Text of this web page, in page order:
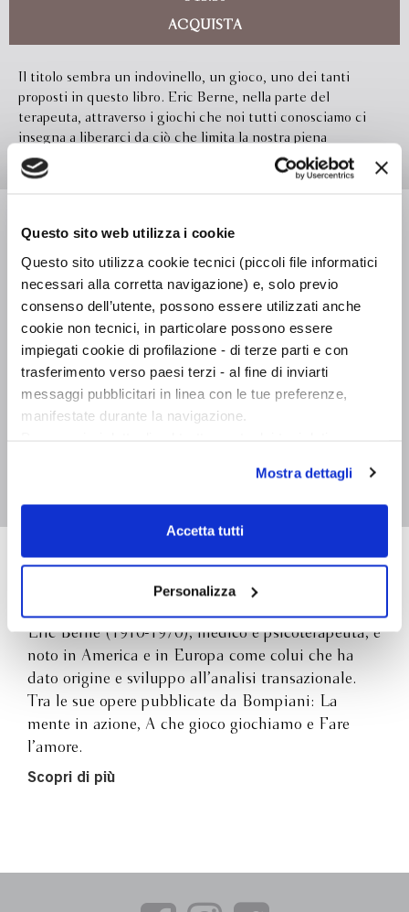
Questo sito web utilizza i cookie
Questo sito utilizza cookie tecnici (piccoli file informatici
necessari alla corretta navigazione) e, solo previo
consenso dell’utente, possono essere utilizzati anche
cookie non tecnici, in particolare possono essere
impiegati cookie di profilazione - di terze parti e con
trasferimento verso paesi terzi - al fine di inviarti
messaggi pubblicitari in linea con le tue preferenze,
manifestate durante la navigazione.
scelte privacy sui cookie, ti invitiamo a prendere visione
dell’informativa cookie.
Chiudendo il banner tramite la “X” prosegui la
dei soli cookie tecnici. Selezionando “Accetta tutti” presti
il tuo consenso alla profilazione che potrai revocare in
ogni momentoRevoca
Mostra dettagli
Accetta tutti
Personalizza
ACQUISTA
Il titolo sembra un indovinello, un gioco, uno dei tanti
proposti in questo libro. Eric Berne, nella parte del
terapeuta, attraverso i giochi che noi tutti conosciamo ci
insegna a liberarci da ciò che limita la nostra piena
espressività, utilizzando l'analisi transazionale da lui ideata
che suddivide l'io nei tre stati di Genitore, Adulto, Bambino
sistema più ampio che comprende l'intero arco dell'esistenza
dell'individuo: dal ''gioco'', resoconto di un ''motto di
spirito'', al ''copione'', modello ereditato dai genitori nella
prima infanzia sotto forma di ordini e insegnamenti. Il gioco,
modello del destino umano, se negativo impedisce di vivere;
ma sia dal gioco, sia dal copione, ci si può liberare e grazie
all'analisi transazionale ogni individuo può opporre alla
programmazione parentale un piano di vita autonomo.
Titolo originale: ''What Do You Say After You Say Hello''
Formato 132.0 x 198.0
Legatura Brossura
Pagine 352
In libreria da Settembre 2017
9788845295478
Laura Bruno
Eric Berne (1910-1970), medico e psicoterapeuta, è
noto in America e in Europa come colui che ha
dato origine e sviluppo all’analisi transazionale.
Tra le sue opere pubblicate da Bompiani: La
mente in azione, A che gioco giochiamo e Fare
l’amore.
Scopri di più